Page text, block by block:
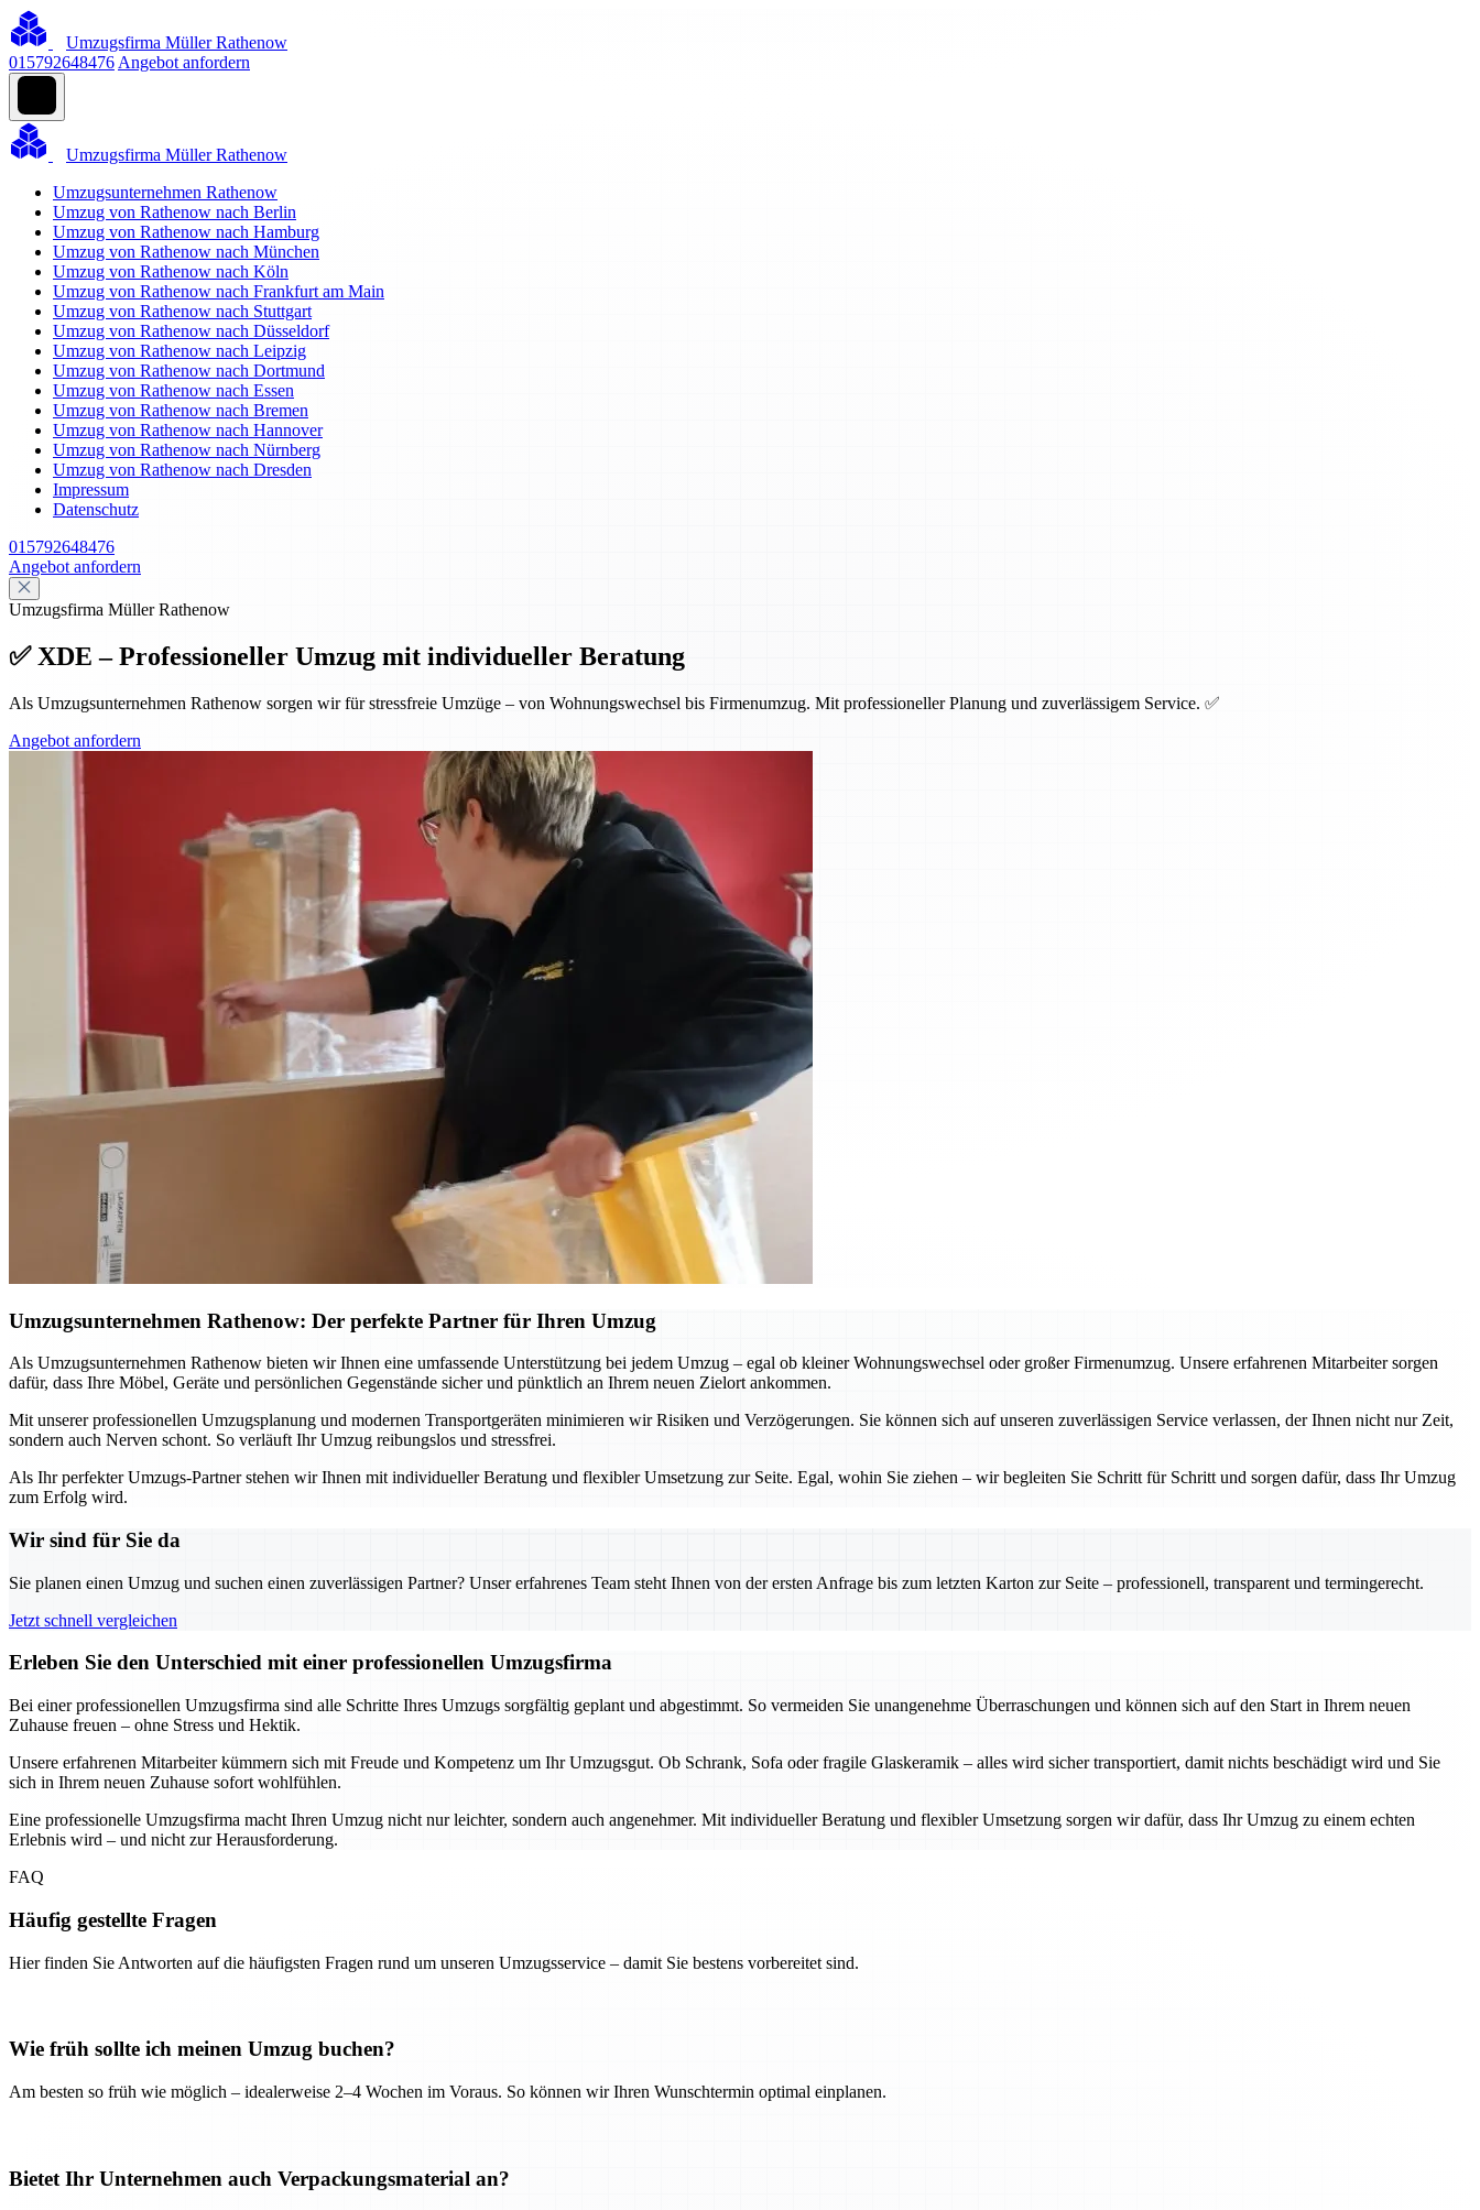
Umzugsfirma Müller Rathenow
015792648476 Angebot anfordern
Umzugsfirma Müller Rathenow
Umzugsunternehmen Rathenow
Umzug von Rathenow nach Berlin
Umzug von Rathenow nach Hamburg
Umzug von Rathenow nach München
Umzug von Rathenow nach Köln
Umzug von Rathenow nach Frankfurt am Main
Umzug von Rathenow nach Stuttgart
Umzug von Rathenow nach Düsseldorf
Umzug von Rathenow nach Leipzig
Umzug von Rathenow nach Dortmund
Umzug von Rathenow nach Essen
Umzug von Rathenow nach Bremen
Umzug von Rathenow nach Hannover
Umzug von Rathenow nach Nürnberg
Umzug von Rathenow nach Dresden
Impressum
Datenschutz
015792648476
Angebot anfordern
Umzugsfirma Müller Rathenow
✅ XDE – Professioneller Umzug mit individueller Beratung
Als Umzugsunternehmen Rathenow sorgen wir für stressfreie Umzüge – von Wohnungswechsel bis Firmenumzug. Mit professioneller Planung und zuverlässigem Service. ✅
Angebot anfordern
Umzugsunternehmen Rathenow: Der perfekte Partner für Ihren Umzug
Als Umzugsunternehmen Rathenow bieten wir Ihnen eine umfassende Unterstützung bei jedem Umzug – egal ob kleiner Wohnungswechsel oder großer Firmenumzug. Unsere erfahrenen Mitarbeiter sorgen
dafür, dass Ihre Möbel, Geräte und persönlichen Gegenstände sicher und pünktlich an Ihrem neuen Zielort ankommen.
Mit unserer professionellen Umzugsplanung und modernen Transportgeräten minimieren wir Risiken und Verzögerungen. Sie können sich auf unseren zuverlässigen Service verlassen, der Ihnen nicht nur Zeit,
sondern auch Nerven schont. So verläuft Ihr Umzug reibungslos und stressfrei.
Als Ihr perfekter Umzugs-Partner stehen wir Ihnen mit individueller Beratung und flexibler Umsetzung zur Seite. Egal, wohin Sie ziehen – wir begleiten Sie Schritt für Schritt und sorgen dafür, dass Ihr Umzug
zum Erfolg wird.
Wir sind für Sie da
Sie planen einen Umzug und suchen einen zuverlässigen Partner? Unser erfahrenes Team steht Ihnen von der ersten Anfrage bis zum letzten Karton zur Seite – professionell, transparent und termingerecht.
Jetzt schnell vergleichen
Erleben Sie den Unterschied mit einer professionellen Umzugsfirma
Bei einer professionellen Umzugsfirma sind alle Schritte Ihres Umzugs sorgfältig geplant und abgestimmt. So vermeiden Sie unangenehme Überraschungen und können sich auf den Start in Ihrem neuen
Zuhause freuen – ohne Stress und Hektik.
Unsere erfahrenen Mitarbeiter kümmern sich mit Freude und Kompetenz um Ihr Umzugsgut. Ob Schrank, Sofa oder fragile Glaskeramik – alles wird sicher transportiert, damit nichts beschädigt wird und Sie
sich in Ihrem neuen Zuhause sofort wohlfühlen.
Eine professionelle Umzugsfirma macht Ihren Umzug nicht nur leichter, sondern auch angenehmer. Mit individueller Beratung und flexibler Umsetzung sorgen wir dafür, dass Ihr Umzug zu einem echten
Erlebnis wird – und nicht zur Herausforderung.
FAQ
Häufig gestellte Fragen
Hier finden Sie Antworten auf die häufigsten Fragen rund um unseren Umzugsservice – damit Sie bestens vorbereitet sind.
Wie früh sollte ich meinen Umzug buchen?
Am besten so früh wie möglich – idealerweise 2–4 Wochen im Voraus. So können wir Ihren Wunschtermin optimal einplanen.
Bietet Ihr Unternehmen auch Verpackungsmaterial an?